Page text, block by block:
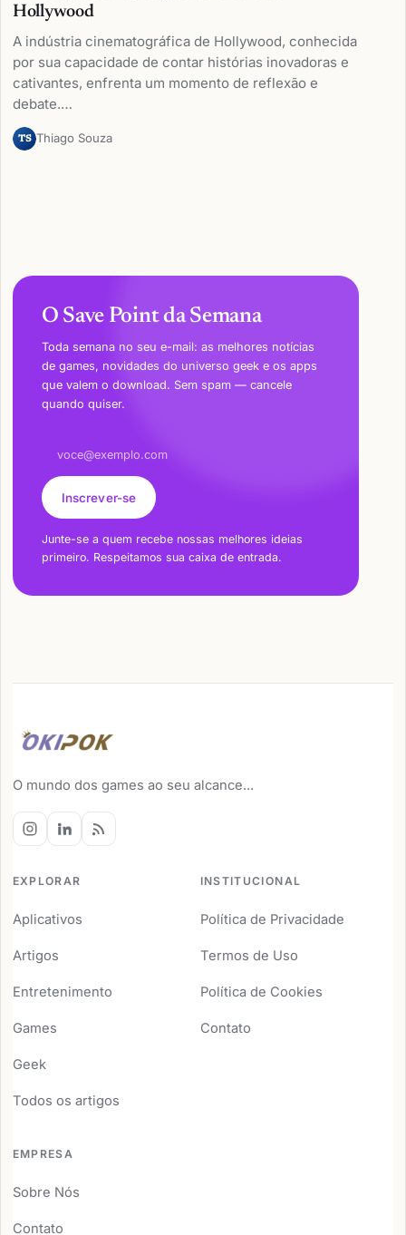
Hollywood
A indústria cinematográfica de Hollywood, conhecida
por sua capacidade de contar histórias inovadoras e
cativantes, enfrenta um momento de reflexão e
debate.…
TS Thiago Souza
O Save Point da Semana
Toda semana no seu e-mail: as melhores notícias
de games, novidades do universo geek e os apps
que valem o download. Sem spam — cancele
quando quiser.
Inscrever-se
Junte-se a quem recebe nossas melhores ideias
primeiro. Respeitamos sua caixa de entrada.
O mundo dos games ao seu alcance...
EXPLORAR
Aplicativos
Artigos
Entretenimento
Games
Geek
Todos os artigos
INSTITUCIONAL
Política de Privacidade
Termos de Uso
Política de Cookies
Contato
EMPRESA
Sobre Nós
Contato